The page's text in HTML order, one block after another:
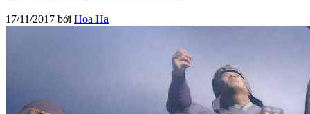
17/11/2017 bởi Hoa Ha